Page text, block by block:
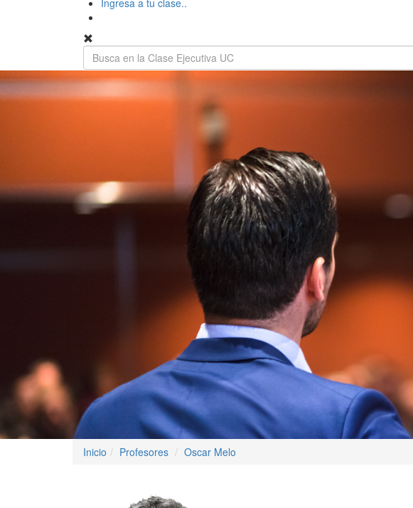
Ingresa a tu clase..
Inicio Profesores Oscar Melo